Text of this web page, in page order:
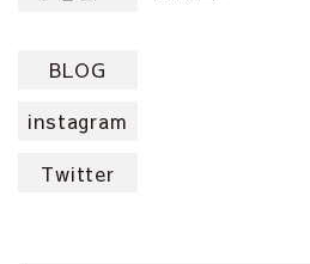
BLOG
instagram
Twitter